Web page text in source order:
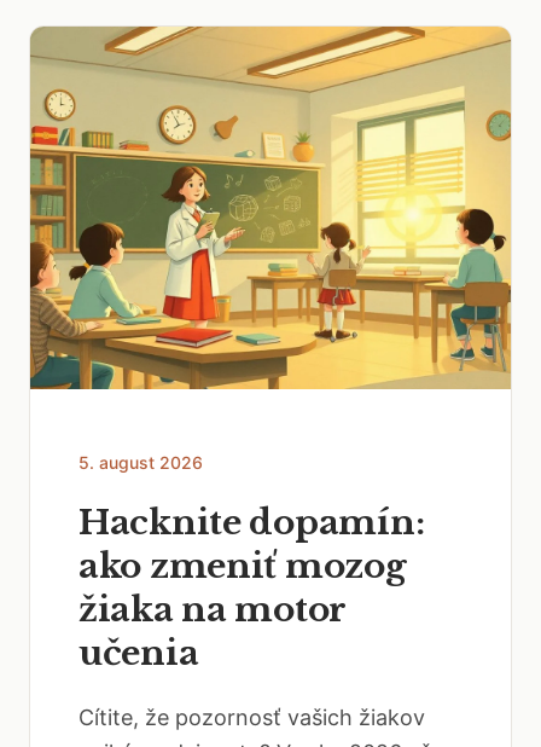
5. august 2026
Hacknite dopamín:
ako zmeniť mozog
žiaka na motor
učenia
Cítite, že pozornosť vašich žiakov